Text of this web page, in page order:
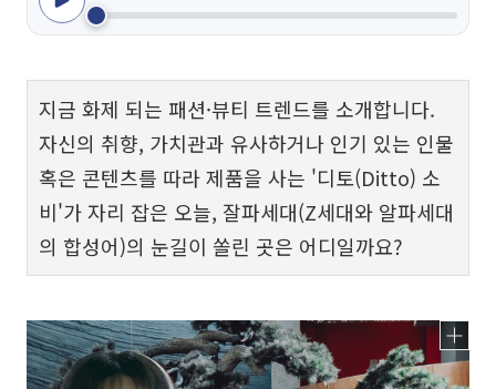
지금 화제 되는 패션·뷰티 트렌드를 소개합니다.
자신의 취향, 가치관과 유사하거나 인기 있는 인물
혹은 콘텐츠를 따라 제품을 사는 '디토(Ditto) 소
비'가 자리 잡은 오늘, 잘파세대(Z세대와 알파세대
의 합성어)의 눈길이 쏠린 곳은 어디일까요?